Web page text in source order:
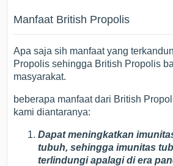
Manfaat British Propolis
Apa saja sih manfaat yang
Propolis sehingga British Propolis
masyarakat.
beberapa manfaat dari British
kami diantaranya:
Dapat meningkatkan
tubuh, sehingga imunitas
terlindungi apalagi di era